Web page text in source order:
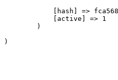
[hash] =>
            [active] => 1
        )